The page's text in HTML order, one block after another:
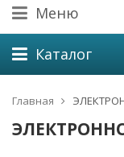
Меню
Каталог
Главная